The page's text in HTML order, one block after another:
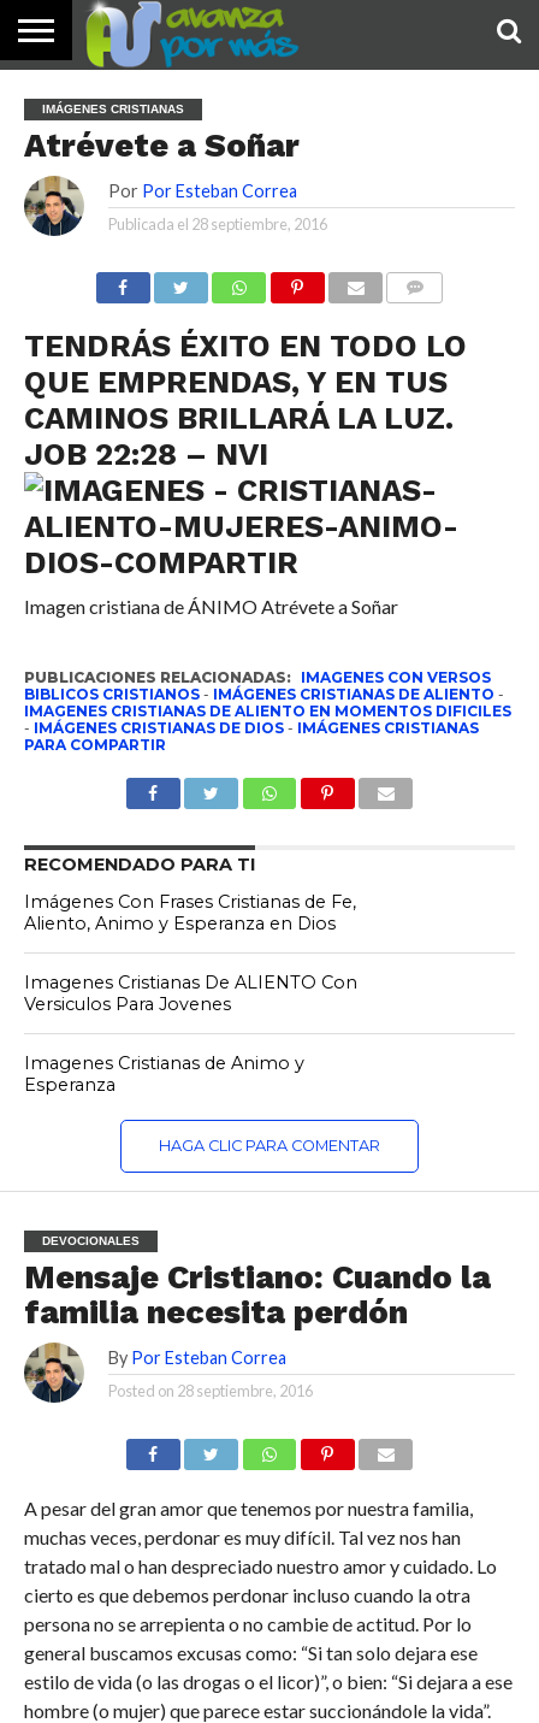
PALABRA
DE HOY
DEVOCIONALES
NOTICIAS
TESTIMONIOS
ORACIONES
SOBRE
NOSOTROS
IMÁGENES
IMÁGENES CRISTIANAS
Atrévete a Soñar
Por Por Esteban Correa
Publicada el 28 septiembre, 2016
TENDRÁS ÉXITO EN TODO LO
QUE EMPRENDAS, Y EN TUS
CAMINOS BRILLARÁ LA LUZ.
JOB 22:28 – NVI
Imagen cristiana de ÁNIMO Atrévete a Soñar
PUBLICACIONES RELACIONADAS: IMAGENES CON VERSOS
BIBLICOS CRISTIANOS- IMÁGENES CRISTIANAS DE ALIENTO -
IMAGENES CRISTIANAS DE ALIENTO EN MOMENTOS DIFICILES
- IMÁGENES CRISTIANAS DE DIOS- IMÁGENES CRISTIANAS
PARA COMPARTIR
RECOMENDADO PARA TI
Imágenes Con Frases Cristianas de Fe,
Aliento, Animo y Esperanza en Dios
Imagenes Cristianas De ALIENTO Con
Versiculos Para Jovenes
Imagenes Cristianas de Animo y
Esperanza
HAGA CLIC PARA COMENTAR
DEVOCIONALES
Mensaje Cristiano: Cuando la
familia necesita perdón
By Por Esteban Correa
Posted on 28 septiembre, 2016
A pesar del gran amor que tenemos por nuestra familia,
muchas veces, perdonar es muy difícil. Tal vez nos han
tratado mal o han despreciado nuestro amor y cuidado. Lo
cierto es que debemos perdonar incluso cuando la otra
persona no se arrepienta o no cambie de actitud. Por lo
general buscamos excusas como: “Si tan solo dejara ese
estilo de vida (o las drogas o el licor)”, o bien: “Si dejara a ese
hombre (o mujer) que parece estar succionándole la vida”.